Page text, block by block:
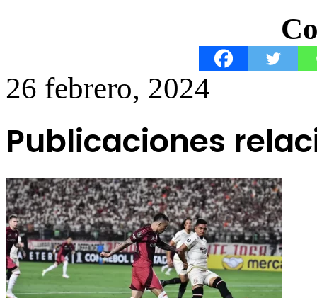
26 febrero, 2024
Publicaciones